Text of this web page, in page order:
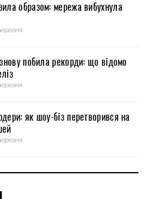
образом: мережа вибухнула
побила рекорди: що відомо
як шоу-біз перетворився на